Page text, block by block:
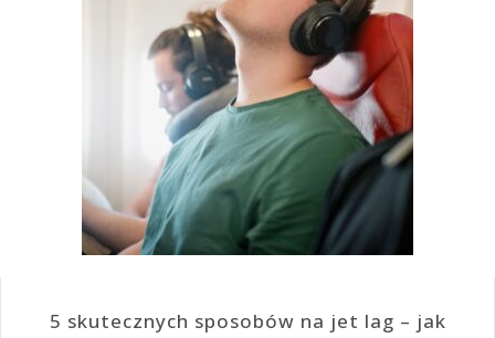
5 skutecznych sposobów na jet lag – jak